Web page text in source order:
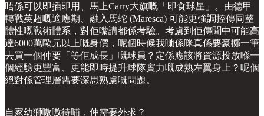
唔係可以即插即用、馬上Carry大旗嘅「即食球星」。由德甲
轉戰英超嘅適應期、融入馬蛇 (Maresca) 可能更強調控傳同整
體性嘅戰術體系，對佢嚟講都係考驗。考慮到佢傳聞中可能高
達6000萬歐元以上嘅身價，呢個時候我哋係咪真係要豪擲一筆
去買一個仲要「等佢成長」嘅球員？定係應該將資源投放喺一
個經驗更豐富、更能即時提升球隊實力嘅成熟左翼身上？呢個
絕對係管理層需要深思熟慮嘅問題。
自家幼獅嗷嗷待哺，仲需要外求？